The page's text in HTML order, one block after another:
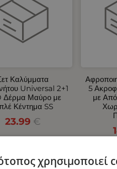
Καλύμματα
Universal 2+1
Δέρμα Μαύρο με
Κέντημα SS
23.99 €
5
με
Νέο Προϊόν
χρησιμοποιεί